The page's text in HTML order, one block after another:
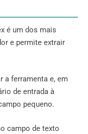
é um dos mais
e permite extrair
a ferramenta e, em
de entrada à
pequeno.
campo de texto